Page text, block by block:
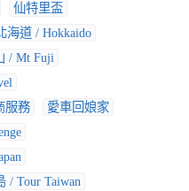
仙特里盃
海道 / Hokkaido
/ Mt Fuji
服務
愛車回娘家
/ Tour Taiwan